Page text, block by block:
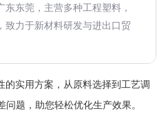
东莞，主营多种工程塑料，
致力于新材料研发与进出口贸
的实用方案，从原料选择到工艺调
题，助您轻松优化生产效果。